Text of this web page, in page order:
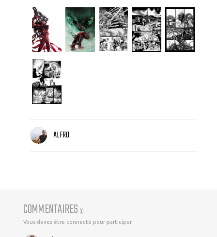
ALFRO
COMMENTAIRES (1)
Vous devez être connecté pour participer